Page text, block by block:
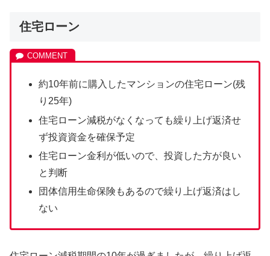
住宅ローン
約10年前に購入したマンションの住宅ローン(残
り25年)
住宅ローン減税がなくなっても繰り上げ返済せ
ず投資資金を確保予定
住宅ローン金利が低いので、投資した方が良い
と判断
団体信用生命保険もあるので繰り上げ返済はし
ない